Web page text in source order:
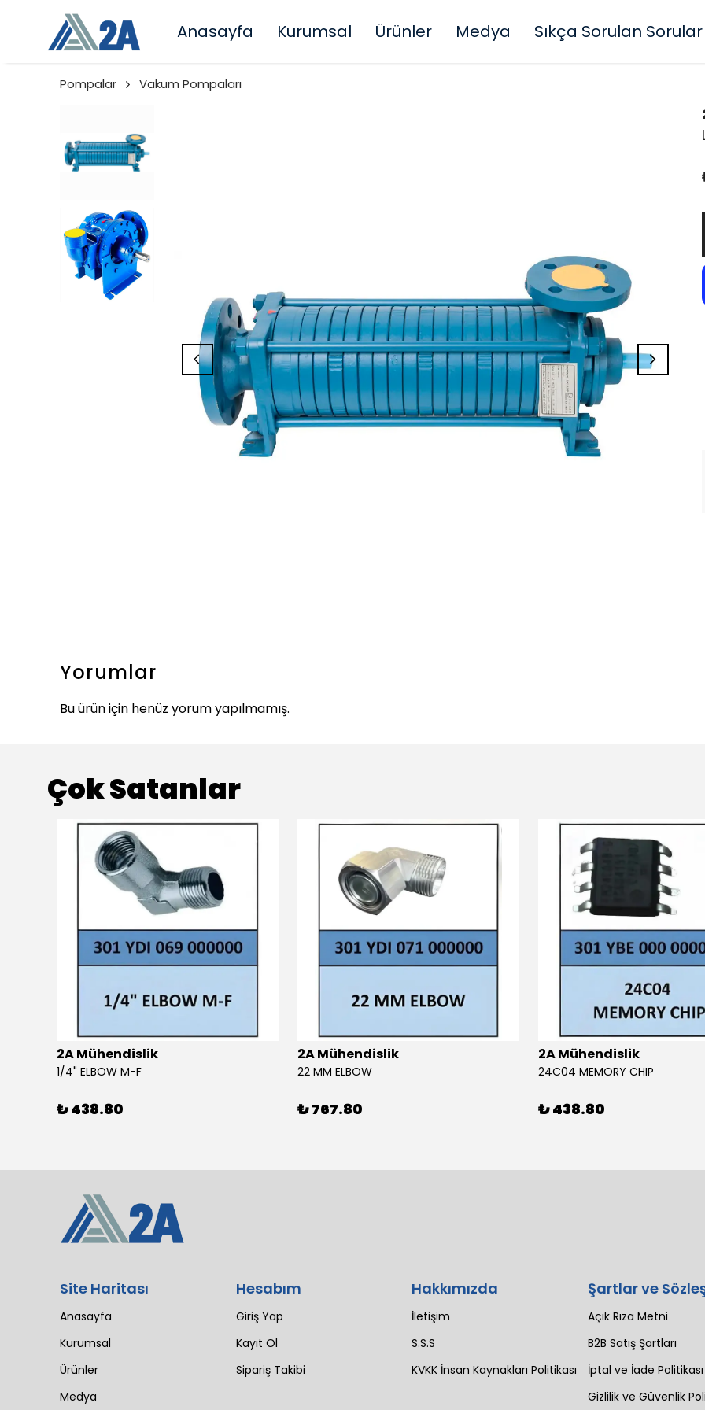
Anasayfa Kurumsal Ürünler Medya Sıkça Sorulan Sorular
Pompalar Vakum Pompaları
Yorumlar
Bu ürün için henüz yorum yapılmamış.
Çok Satanlar
2A Mühendislik
1/4" ELBOW M-F
₺ 438.80
2A Mühendislik
22 MM ELBOW
₺ 767.80
2A Mühendislik
24C04 MEMORY CHIP
₺ 438.80
Site Haritası
Anasayfa
Kurumsal
Ürünler
Medya
Hesabım
Giriş Yap
Kayıt Ol
Sipariş Takibi
Hakkımızda
İletişim
S.S.S
KVKK İnsan Kaynakları Politikası
Şartlar ve
Açık Rıza Metni
B2B Satış Şartları
İptal ve İade Politikası
Gizlilik ve Güvenlik